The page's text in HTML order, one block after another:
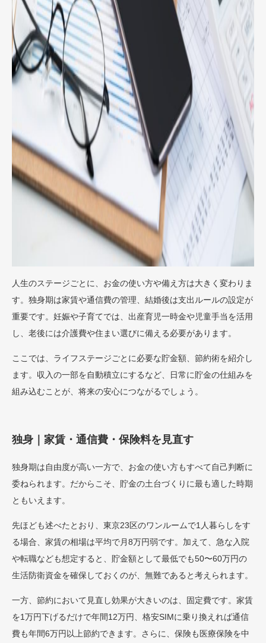
人生のステージごとに、お金の使い方や備え方は大きく変わりま
す。独身期は家賃や通信費の管理、結婚後は支出ルールの設定が
重要です。妊娠や子育てでは、出産育児一時金や児童手当を活用
し、老後には介護費や住まい選びに備える必要があります。
ここでは、ライフステージごとに必要な貯金額、節約術を紹介し
ます。収入の一部を自動積立にするなど、日常に貯金の仕組みを
組み込むことが、将来の安心につながるでしょう。
独身｜家賃・通信費・保険料を見直す
独身期は自由度が高い一方で、お金の使い方もすべて自己判断に
委ねられます。だからこそ、貯金の土台づくりに最も適した時期
ともいえます。
先ほども述べたとおり、東京23区のワンルームで1人暮らしをす
る場合、家賃の相場は平均で月8万円弱です。加えて、急な入院
や転職なども想定すると、貯金額として最低でも50〜60万円の
生活防衛資金を確保しておくのが、無難であると考えられます。
一方、節約において見直し効果が大きいのは、固定費です。家賃
を1万円下げるだけで年間12万円、格安SIMに乗り換えれば通信
費も年間6万円以上節約できます。さらに、保険も医療保険を中